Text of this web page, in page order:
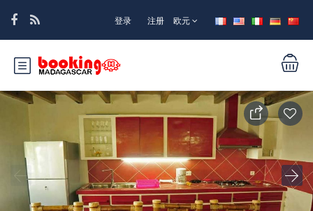
登录 注册 欧元